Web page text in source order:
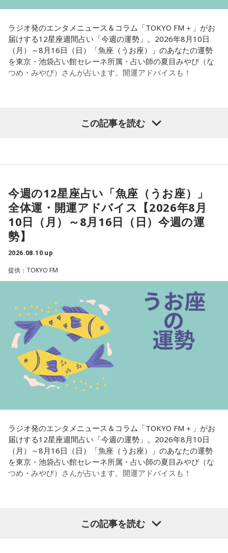
一応これで、2年後に必ず戻すと言ったことは大義名分が立つ
かなと。そうすると「財源が～」とか言ってる人も、まあ百
歩譲って――本当は歳出削減でやるべきだと思いますけど
――財源ということになっても2年持ちゃあいいんでしょ。こ
の間の為替介入で儲かったお金でも使ったらいかがですかと
か。大体、名目GDP成長率の3倍ぐらい税収って伸びるんです
全然説得力を失うかと。小渕優子さん、何のために税調やめ
寺島 「そうですね」
上念「本当は、でも歳出削減した方がいいんですよ。減税し
た分だけ恒久的に政府を小さくした方がインフレの時にはイ
ンフレ対策になるんですけどね。まあでも小さくしないで、
このまま現状維持でやるっつんだったら、2年ぐらいだったら
持ちますよ。山本五十六ですよね」
上念「1年や2年なら持たせてみせるみたいなね」
ラジオ発のエンタメニュース＆コラム「TOKYO FM＋」がお
届けする12星座週間占い「今週の運勢」。2026年8月10日
（月）～8月16日（日）「魚座（うお座）」のあなたの運勢
を東京・池袋占い館セレーネ所属・占い師の夏目みやび（な
つめ・みやび）さんが占います。開運アドバイスも！
★ワンポイントアドバイス★
悪習慣に思うことがあれば、変えていくタイミング。変えて
いく過程でキツい時もありそうですが、しっかり向き合うと
良いでしょう。
東京・池袋占い館セレーネ所属。メッセージ性の高い鑑定は
で個性が輝けるような占いを発信中。Yahoo!占い「マザー占
術」など数多くのコンテンツもリリース。
Webサイト： https://selene-uranai.com/
オンライン占いセレーネ： https://online-uranai.jp/
この記事を読む
今週の12星座占い「魚座（うお座）」
全体運・開運アドバイス【2026年8月
10日（月）～8月16日（日）今週の運
勢】
2026.08.10 up
提供：TOKYO FM
ラジオ発のエンタメニュース＆コラム「TOKYO FM＋」がお
届けする12星座週間占い「今週の運勢」。2026年8月10日
（月）～8月16日（日）「魚座（うお座）」のあなたの運勢
を東京・池袋占い館セレーネ所属・占い師の夏目みやび（な
つめ・みやび）さんが占います。開運アドバイスも！
この記事を読む